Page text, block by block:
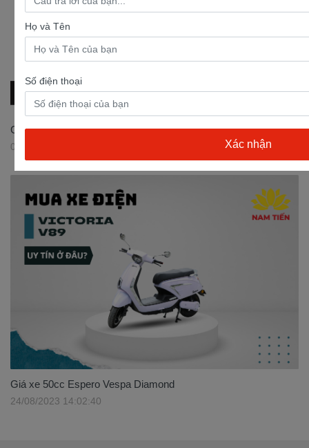
Có nên mua xe Exciter 50cc?
03/08/2023 08:46:52
Giá xe 50cc Espero Vespa Diamond
24/08/2023 14:02:40
Họ và Tên
Số điện thoại